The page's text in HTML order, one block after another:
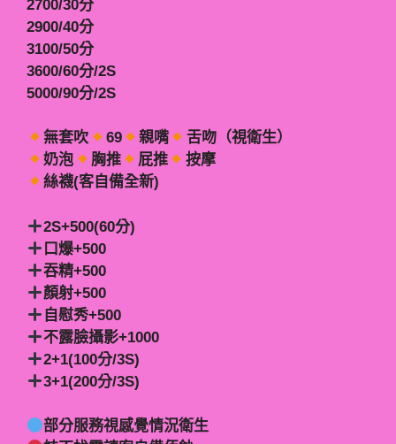
2700/30分
2900/40分
3100/50分
3600/60分/2S
5000/90分/2S
無套吹 69 親嘴
舌吻（視衛生）
奶泡
胸推 屁推
按摩
絲襪(客自備全新)
2S+500(60分)
口爆+500
吞精+500
顏射+500
自慰秀+500
不露臉攝影+1000
2+1(100分/3S)
3+1(200分/3S)
部分服務視感覺情況衛生